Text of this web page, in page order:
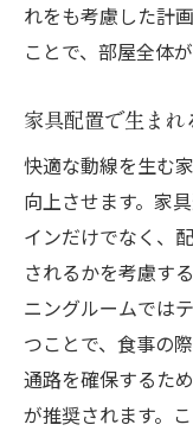
れをも考慮した計
ことで、部屋全体
家具配置で生ま
快適な動線を生む
向上させます。家
インだけでなく、
されるかを考慮す
ニングルームでは
つことで、食事の
通路を確保するた
が推奨されます。